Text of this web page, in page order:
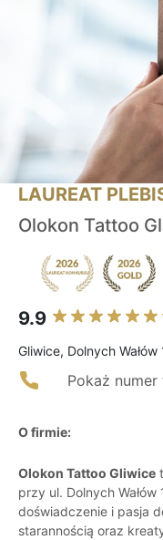
LAUREAT
Olokon Tattoo
9.9
Gliwice, Dolnych Wałów
Pokaż numer
O firmie:
Olokon Tattoo Gliwice
przy ul. Dolnych
doświadczenie i pasja
starannością oraz